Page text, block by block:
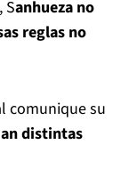
Sanhueza no
reglas no
comunique su
distintas